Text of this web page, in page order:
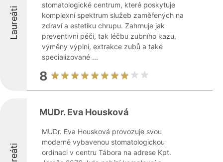
Laureáti
stomatologické centrum, které poskytuje
komplexní spektrum služeb zaměřených na
zdraví a estetiku chrupu. Zahrnuje jak
preventivní péči, tak léčbu zubního kazu,
výměny výplní, extrakce zubů a také
specializované ...
8
MUDr. Eva Housková
MUDr. Eva Housková provozuje svou
moderně vybavenou stomatologickou
ordinaci v centru Tábora na adrese Kpt.